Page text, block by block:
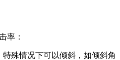
率：
殊情况下可以倾斜，如倾斜角